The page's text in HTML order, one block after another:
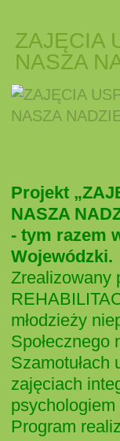
ZAJĘCIA
NASZA
Projekt
NASZA
- tym razem
Wojewódzki.
Zrealizowany
młodzieży
Społecznego
Szamotułach
zajęciach
Program